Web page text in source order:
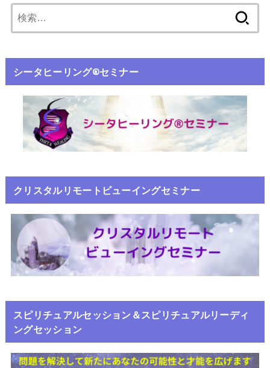
シータヒーリング®️セミナー
クリスタルリモートビューイングセミナー
スピリチュアルセッション＆スピリチュアルリーディ
ングセッション